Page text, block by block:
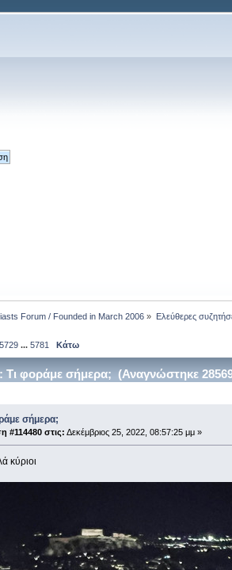
Forum / Founded in March 2006 » Ελεύθερες
5729 ...5781 Κάτω
Τι φοράμε σήμερα; (Αναγνώστηκε
σήμερα;
#114480 στις: Δεκέμβριος 25, 2022, 08:57:25 μμ »
κύριοι